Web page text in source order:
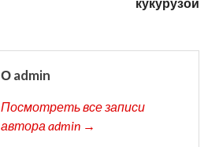
О admin
Посмотреть все записи
автора admin →